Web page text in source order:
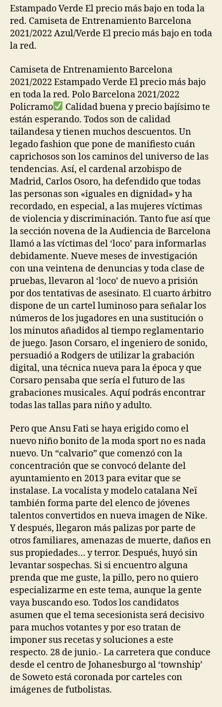
Estampado Verde El precio más bajo en toda la
red. Camiseta de Entrenamiento Barcelona
2021/2022 Azul/Verde El precio más bajo en toda
la red.
Camiseta de Entrenamiento Barcelona
2021/2022 Estampado Verde El precio más bajo
en toda la red. Polo Barcelona 2021/2022
Policramo
Calidad buena y precio bajísimo te
están esperando. Todos son de calidad
tailandesa y tienen muchos descuentos. Un
legado fashion que pone de manifiesto cuán
caprichosos son los caminos del universo de las
tendencias. Así, el cardenal arzobispo de
Madrid, Carlos Osoro, ha defendido que todas
las personas son «iguales en dignidad» y ha
recordado, en especial, a las mujeres víctimas
de violencia y discriminación. Tanto fue así que
la sección novena de la Audiencia de Barcelona
llamó a las víctimas del ‘loco’ para informarlas
debidamente. Nueve meses de investigación
con una veintena de denuncias y toda clase de
pruebas, llevaron al ‘loco’ de nuevo a prisión
por dos tentativas de asesinato. El cuarto árbitro
dispone de un cartel luminoso para señalar los
números de los jugadores en una sustitución o
los minutos añadidos al tiempo reglamentario
de juego. Jason Corsaro, el ingeniero de sonido,
persuadió a Rodgers de utilizar la grabación
digital, una técnica nueva para la época y que
Corsaro pensaba que sería el futuro de las
grabaciones musicales. Aquí podrás encontrar
todas las tallas para niño y adulto.
Pero que Ansu Fati se haya erigido como el
nuevo niño bonito de la moda sport no es nada
nuevo. Un “calvario” que comenzó con la
concentración que se convocó delante del
ayuntamiento en 2013 para evitar que se
instalase. La vocalista y modelo catalana Neï
también forma parte del elenco de jóvenes
talentos convertidos en nueva imagen de Nike.
Y después, llegaron más palizas por parte de
otros familiares, amenazas de muerte, daños en
sus propiedades… y terror. Después, huyó sin
levantar sospechas. Si si encuentro alguna
prenda que me guste, la pillo, pero no quiero
especializarme en este tema, aunque la gente
vaya buscando eso. Todos los candidatos
asumen que el tema secesionista será decisivo
para muchos votantes y por eso tratan de
imponer sus recetas y soluciones a este
respecto. 28 de junio.- La carretera que conduce
desde el centro de Johanesburgo al ‘township’
de Soweto está coronada por carteles con
imágenes de futbolistas.